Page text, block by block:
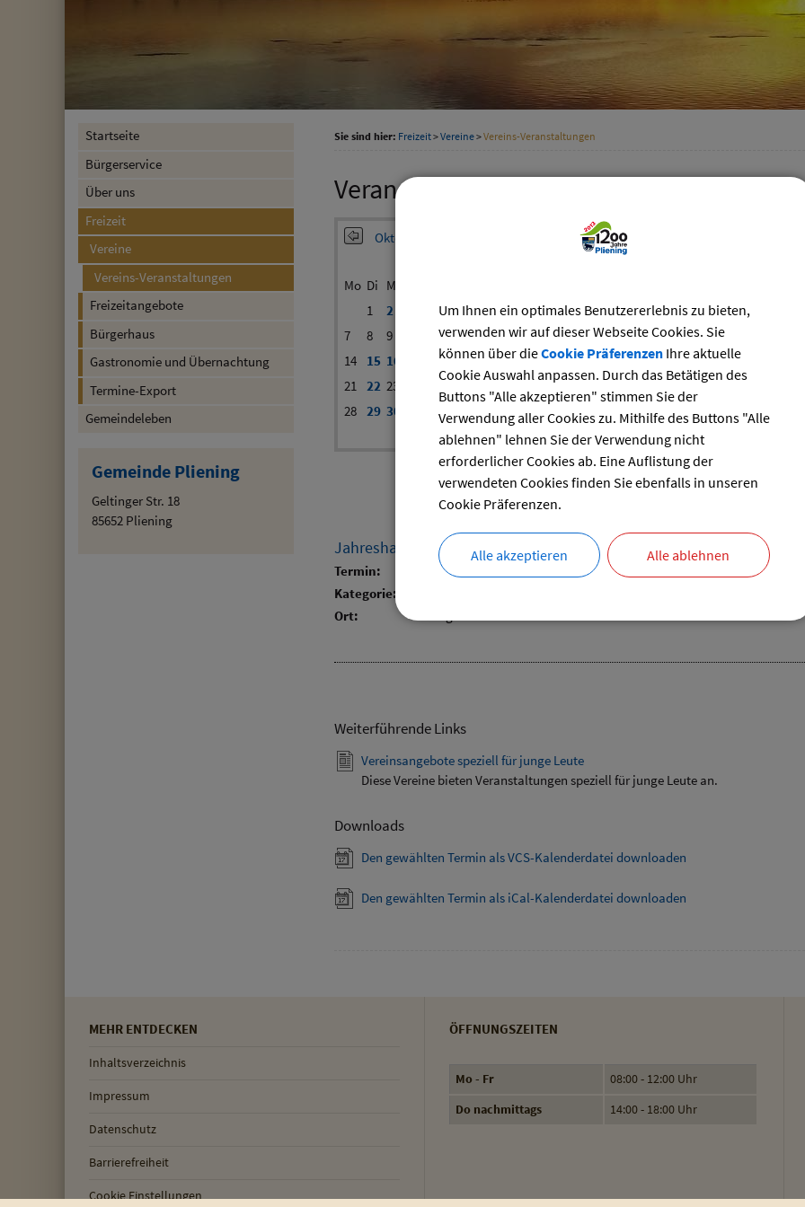
Startseite
Bürgerservice
Über uns
Freizeit
Vereine
Vereins-Veranstaltungen
Freizeitangebote
Bürgerhaus
Gastronomie und Übernachtung
Termine-Export
Gemeindeleben
Gemeinde Pliening
Geltinger Str. 18
85652 Pliening
Sie sind hier: Freizeit>Vereine>Vereins-Veranstaltungen
Veranstaltungskalender der Vereine
Oktober 2024
Mo Di Mi
1
2 5
6
7
8 9 11 12 13
14
15 16 19 20
21 22 23
28 29 30
Datum
bis:
reset
Jahreshauptversammlung VdK mit Neuwahlen
Termin: 19.10.2024 von 14:00
bis 18:00 Uhr
Kategorie:
Ort:
Weiterführende Links
Vereinsangebote speziell für junge Leute
Diese Vereine bieten Veranstaltungen speziell für junge Leute an.
Downloads
Den gewählten Termin als VCS-Kalenderdatei downloaden
Den gewählten Termin als iCal-Kalenderdatei downloaden
MEHR ENTDECKEN
Inhaltsverzeichnis
Impressum
Datenschutz
Barrierefreiheit
Cookie Einstellungen
ÖFFNUNGSZEITEN
Mo - Fr
08:00 - 12:00 Uhr
Do nachmittags
14:00 - 18:00 Uhr
Um Ihnen ein optimales Benutzererlebnis zu bieten,
verwenden wir auf dieser Webseite Cookies. Sie
können über dieCookie PräferenzenIhre aktuelle
Cookie Auswahl anpassen. Durch das Betätigen des
Buttons "Alle akzeptieren" stimmen Sie der
Verwendung aller Cookies zu. Mithilfe des Buttons "Alle
ablehnen" lehnen Sie der Verwendung nicht
erforderlicher Cookies ab. Eine Auflistung der
verwendeten Cookies finden Sie ebenfalls in unseren
Cookie Präferenzen.
Alle akzeptieren Alle ablehnen